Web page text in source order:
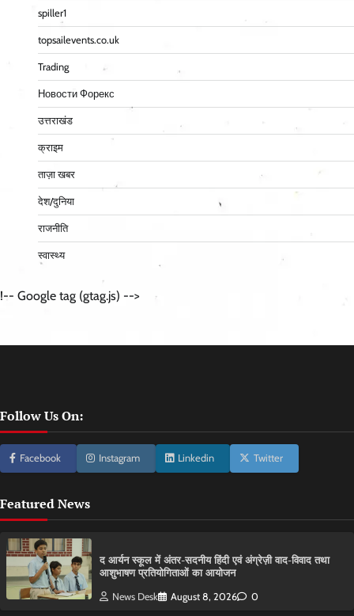
spiller1
topsailevents.co.uk
Trading
Новости Форекс
उत्तराखंड
क्राइम
ताज़ा खबर
देश/दुनिया
राजनीति
स्वास्थ्य
!-- Google tag (gtag.js) -->
Follow Us On:
Facebook Instagram Linkedin Twitter
Featured News
द आर्यन स्कूल में अंतर-सदनीय हिंदी एवं अंग्रेज़ी वाद-विवाद तथा
आशुभाषण प्रतियोगिताओं का आयोजन
News Desk August 8, 2026 0